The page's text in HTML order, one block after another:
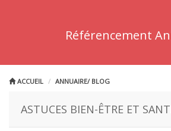
Référencement
ACCUEIL ANNUAIRE/ BLOG
ASTUCES BIEN-ÊTRE ET